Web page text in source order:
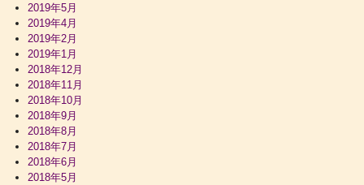
2019年5月
2019年4月
2019年2月
2019年1月
2018年12月
2018年11月
2018年10月
2018年9月
2018年8月
2018年7月
2018年6月
2018年5月